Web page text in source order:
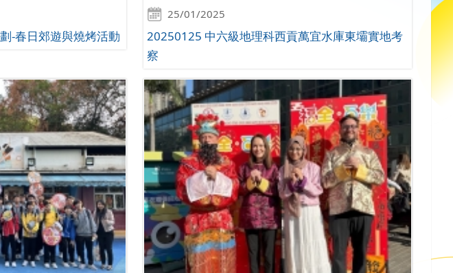
-春日郊遊與燒烤活動
25/01/2025
20250125 中六級地理科西貢萬宜水庫東壩實地考
察